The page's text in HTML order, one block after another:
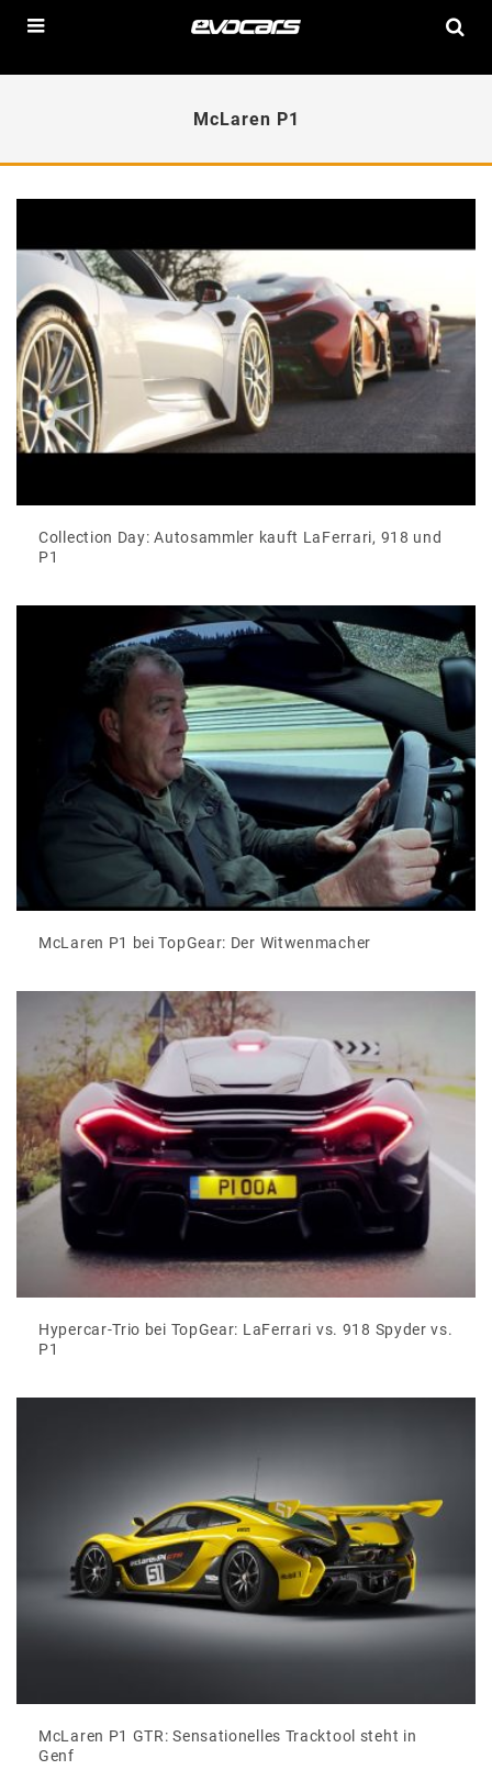
McLaren P1
Collection Day: Autosammler kauft LaFerrari, 918 und
P1
McLaren P1 bei TopGear: Der Witwenmacher
Hypercar-Trio bei TopGear: LaFerrari vs. 918 Spyder vs.
P1
McLaren P1 GTR: Sensationelles Tracktool steht in
Genf